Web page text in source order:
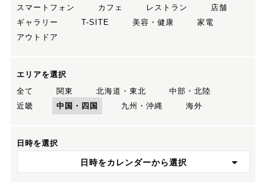
スマートフォン
カフェ レストラン
店舗
ギャラリー
T-SITE 美容・健康
家電
アウトドア
エリアを選択
全て
関東 北海道・東北
中部・北陸
近畿
中国・四国 九州・沖縄 海外
日時を選択
日時をカレンダーから選択